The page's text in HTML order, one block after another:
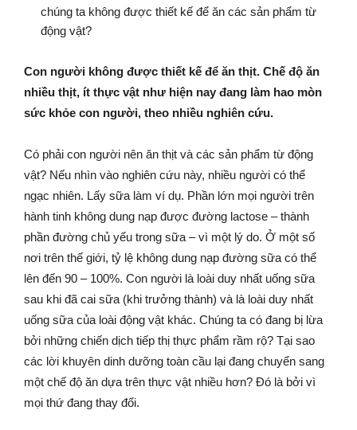
chúng ta không được thiết kế để ăn các sản phẩm từ
động vật?
Con người không được thiết kế để ăn thịt. Chế độ ăn
nhiều thịt, ít thực vật như hiện nay đang làm hao mòn
sức khỏe con người, theo nhiều nghiên cứu.
Có phải con người nên ăn thịt và các sản phẩm từ động
vật? Nếu nhìn vào nghiên cứu này, nhiều người có thể
ngạc nhiên. Lấy sữa làm ví dụ. Phần lớn mọi người trên
hành tinh không dung nạp được đường lactose – thành
phần đường chủ yếu trong sữa – vì một lý do. Ở một số
nơi trên thế giới, tỷ lệ không dung nạp đường sữa có thể
lên đến 90 – 100%. Con người là loài duy nhất uống sữa
sau khi đã cai sữa (khi trưởng thành) và là loài duy nhất
uống sữa của loài động vật khác. Chúng ta có đang bị lừa
bởi những chiến dịch tiếp thị thực phẩm rầm rộ? Tại sao
các lời khuyên dinh dưỡng toàn cầu lại đang chuyển sang
một chế độ ăn dựa trên thực vật nhiều hơn? Đó là bởi vì
mọi thứ đang thay đổi.